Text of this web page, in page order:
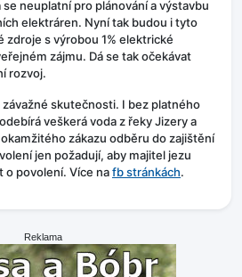
se neuplatní pro plánování a výstavbu
elektráren. Nyní tak budou i tyto
zdroje s výrobou 1% elektrické
zájmu. Dá se tak očekávat
rozvoj.
závažné skutečnosti. I bez platného
veškerá voda z řeky Jizery a
zákazu odběru do zajištění
jen požadují, aby majitel jezu
o povolení. Více nafb stránkách.
Reklama